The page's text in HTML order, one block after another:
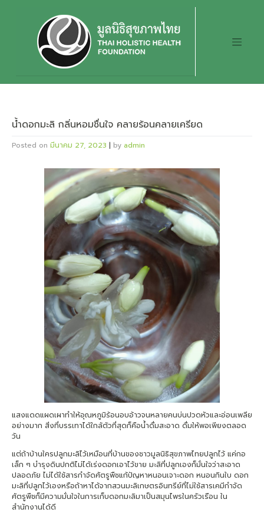
น้ำดอกมะลิ กลิ่นหอมชื่นใจ คลายร้อนคลายเครียด
Posted on มีนาคม 27, 2023 | by admin
แสงแดดแผดเผาทำให้อุณหภูมิร้อนอบอ้าวจนหลายคนบ่นปวดหัวและอ่อนเพลีย
อย่างมาก สิ่งที่บรรเทาได้ใกล้ตัวที่สุดก็คือน้ำดื่มสะอาด ดื่มให้พอเพียงตลอด
วัน
แต่ถ้าบ้านใครปลูกมะลิไว้เหมือนที่บ้านของชาวมูลนิธิสุขภาพไทยปลูกไว้ แค่กอ
เล็ก ๆ บำรุงดินปกติไม่ได้เร่งดอกเอาไว้ขาย มะลิที่ปลูกเองก็มั่นใจว่าสะอาด
ปลอดภัย ไม่ได้ใช้สารกำจัดศัตรูพืชแก้ปัญหาหนอนเจาะดอก หนอนกินใบ ดอก
มะลิที่ปลูกไว้เองหรือถ้าหาได้จากสวนมะลิเกษตรอินทรีย์ที่ไม่ใช้สารเคมีกำจัด
ศัตรูพืชก็มีความมั่นใจในการเก็บดอกมะลิมาเป็นสมุนไพรในครัวเรือน ใน
สำนักงานได้ดี